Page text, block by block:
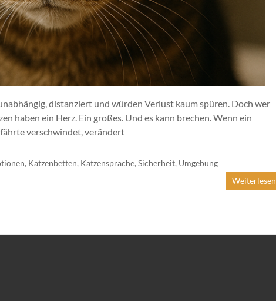
distanziert und würden Verlust kaum spüren. Doch wer
haben ein Herz. Ein großes. Und es kann brechen. Wenn ein
verschwindet, verändert
, Katzenbetten, Katzensprache, Sicherheit, Umgebung
Weiterlesen